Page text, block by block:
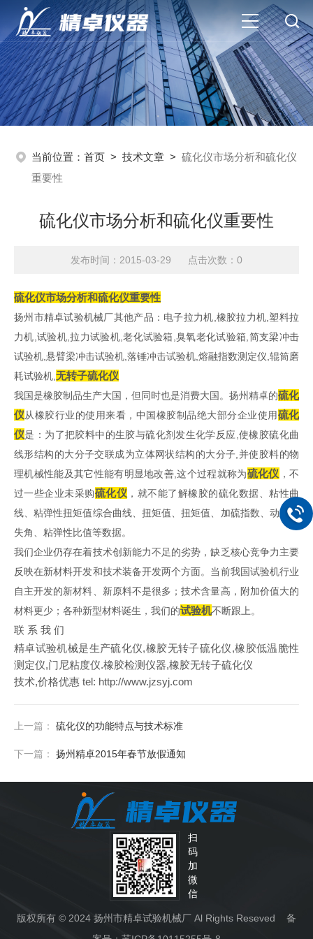
当前位置： 首页 > 技术文章 > 硫化仪市场分析和硫化仪
重要性
硫化仪市场分析和硫化仪重要性
发布时间：2015-03-29 点击次数：0
硫化仪市场分析和硫化仪重要性
扬州市精卓试验机械厂其他产品：电子拉力机,橡胶拉力机,塑料拉
力机,试验机,拉力试验机,老化试验箱,臭氧老化试验箱,简支梁冲击
试验机,悬臂梁冲击试验机,落锤冲击试验机,熔融指数测定仪,辊筒磨
耗试验机, 无转子硫化仪
我国是橡胶制品生产大国，但同时也是消费大国。扬州精卓的硫化
仪从橡胶行业的使用来看，中国橡胶制品绝大部分企业使用硫化
仪是：为了把胶料中的生胶与硫化剂发生化学反应,使橡胶硫化曲
线形结构的大分子交联成为立体网状结构的大分子,并使胶料的物
理机械性能及其它性能有明显地改善,这个过程就称为硫化仪 ，不
过一些企业未采购硫化仪 ，就不能了解橡胶的硫化数据、粘性曲
线、粘弹性扭矩值综合曲线、扭矩值、扭矩值、加硫指数、动态损
失角、粘弹性比值等数据。
我们企业仍存在着技术创新能力不足的劣势，缺乏核心竞争力主要
反映在新材料开发和技术装备开发两个方面。当前我国试验机行业
自主开发的新材料、新原料不是很多；技术含量高，附加价值大的
材料更少；各种新型材料诞生，我们的试验机不断跟上。
联 系 我 们
精卓试验机械是生产硫化仪,橡胶无转子硫化仪,橡胶低温脆性
测定仪,门尼粘度仪.橡胶检测仪器,橡胶无转子硫化仪
技术,价格优惠 tel: http://www.jzsyj.com
上一篇： 硫化仪的功能特点与技术标准
下一篇： 扬州精卓2015年春节放假通知
扫
码
加
微
信
版权所有 © 2024 扬州市精卓试验机械厂 Al Rights Reseved 备